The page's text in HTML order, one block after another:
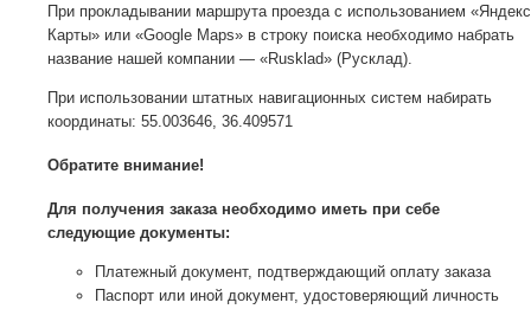
При прокладывании маршрута проезда с использованием «Яндекс
Карты» или «Google Maps» в строку поиска необходимо набрать
название нашей компании — «Rusklad» (Русклад).
При использовании штатных навигационных систем набирать
координаты: 55.003646, 36.409571
Обратите внимание!
Для получения заказа необходимо иметь при себе
следующие документы:
Платежный документ, подтверждающий оплату заказа
Паспорт или иной документ, удостоверяющий личность